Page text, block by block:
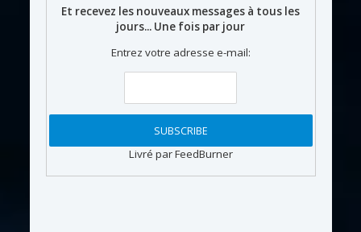
Et recevez les nouveaux messages à tous les
jours... Une fois par jour
Entrez votre adresse e-mail:
Livré par FeedBurner